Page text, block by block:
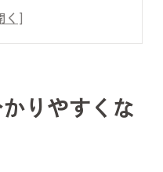
課税枠を理解
続きの流れとは
とよくある疑問
りやすくな